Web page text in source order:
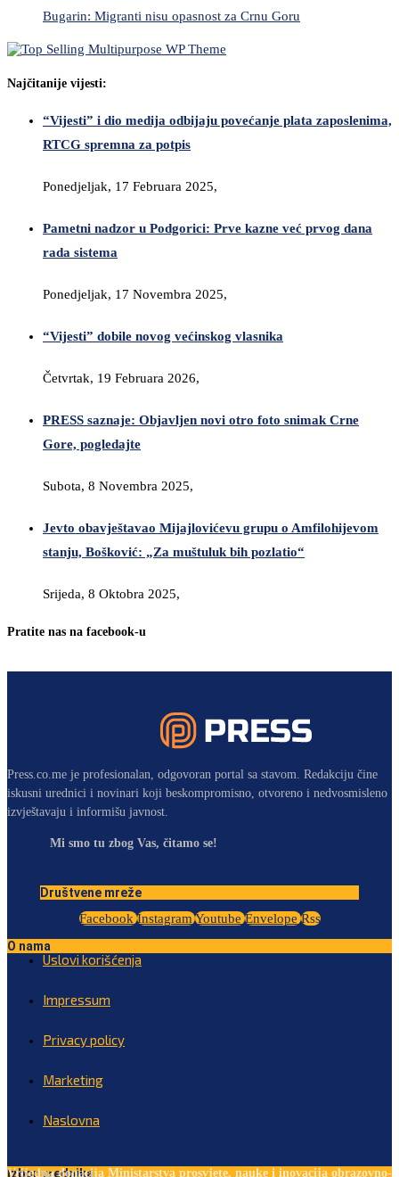
Bugarin: Migranti nisu opasnost za Crnu Goru
Najčitanije vijesti:
“Vijesti” i dio medija odbijaju povećanje plata zaposlenima,
RTCG spremna za potpis
Ponedjeljak, 17 Februara 2025,
Pametni nadzor u Podgorici: Prve kazne već prvog dana
rada sistema
Ponedjeljak, 17 Novembra 2025,
“Vijesti” dobile novog većinskog vlasnika
Četvrtak, 19 Februara 2026,
PRESS saznaje: Objavljen novi otro foto snimak Crne
Gore, pogledajte
Subota, 8 Novembra 2025,
Jevto obavještavao Mijajlovićevu grupu o Amfilohijevom
stanju, Bošković: „Za muštuluk bih pozlatio“
Srijeda, 8 Oktobra 2025,
Pratite nas na facebook-u
Press.co.me je profesionalan, odgovoran portal sa stavom. Redakciju čine
iskusni urednici i novinari koji beskompromisno, otvoreno i nedvosmisleno
izvještavaju i informišu javnost.
Mi smo tu zbog Vas, čitamo se!
Društvene mreže
Facebook Instagram Youtube Envelope Rss
O nama
Uslovi korišćenja
Impressum
Privacy policy
Marketing
Naslovna
Izbor urednika
Vrijedna donacija Ministarstva prosvjete, nauke i inovacija obrazovno-